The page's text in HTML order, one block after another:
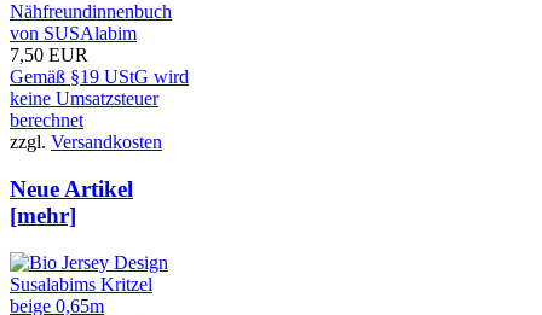
Nähfreundinnenbuch
von SUSAlabim
7,50 EUR
Gemäß §19 UStG wird
keine Umsatzsteuer
berechnet
zzgl. Versandkosten
Neue Artikel
[mehr]